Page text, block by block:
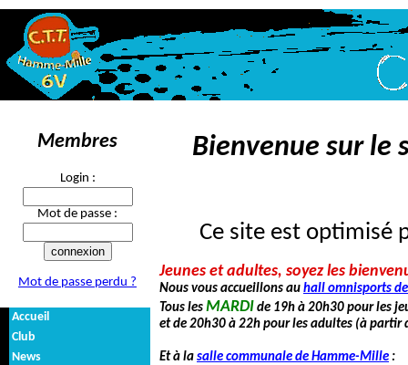
Membres
Login :
Mot de passe :
Mot de passe perdu ?
Accueil
Club
News
Bienvenue sur le
Ce site est optimisé
Jeunes et adultes, soyez les
Nous vous accueillons au hall omnisports
Tous les MARDI de 19h à 20h30 pour les
et de 20h30 à 22h pour les adultes (à partir
Et à la salle communale de Hamme-Mille :